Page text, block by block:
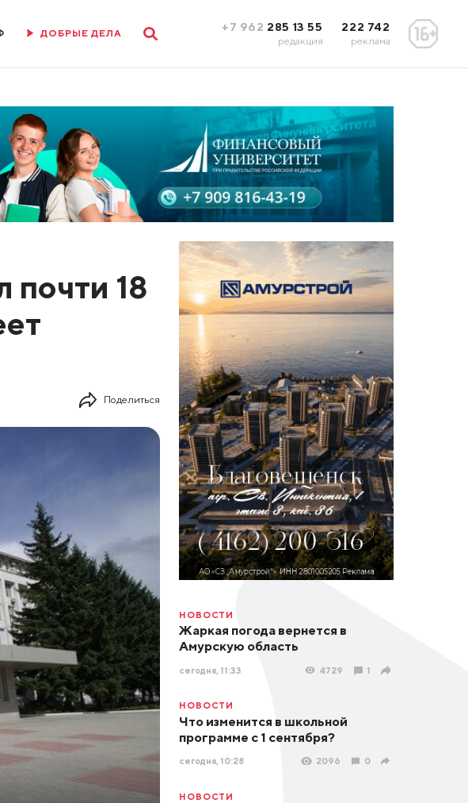
ДОБРЫЕ ДЕЛА +7 962 285 13 55
редакция
222 742
реклама
почти 18
Поделиться
НОВОСТИ
Жаркая погода вернется в
Амурскую область
сегодня, 11:33 4729 1
НОВОСТИ
Что изменится в школьной
программе с 1 сентября?
сегодня, 10:28 2096 0
НОВОСТИ